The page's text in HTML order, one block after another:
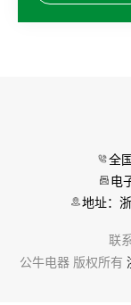
全
电
地址：
联
公牛电器 版权所有